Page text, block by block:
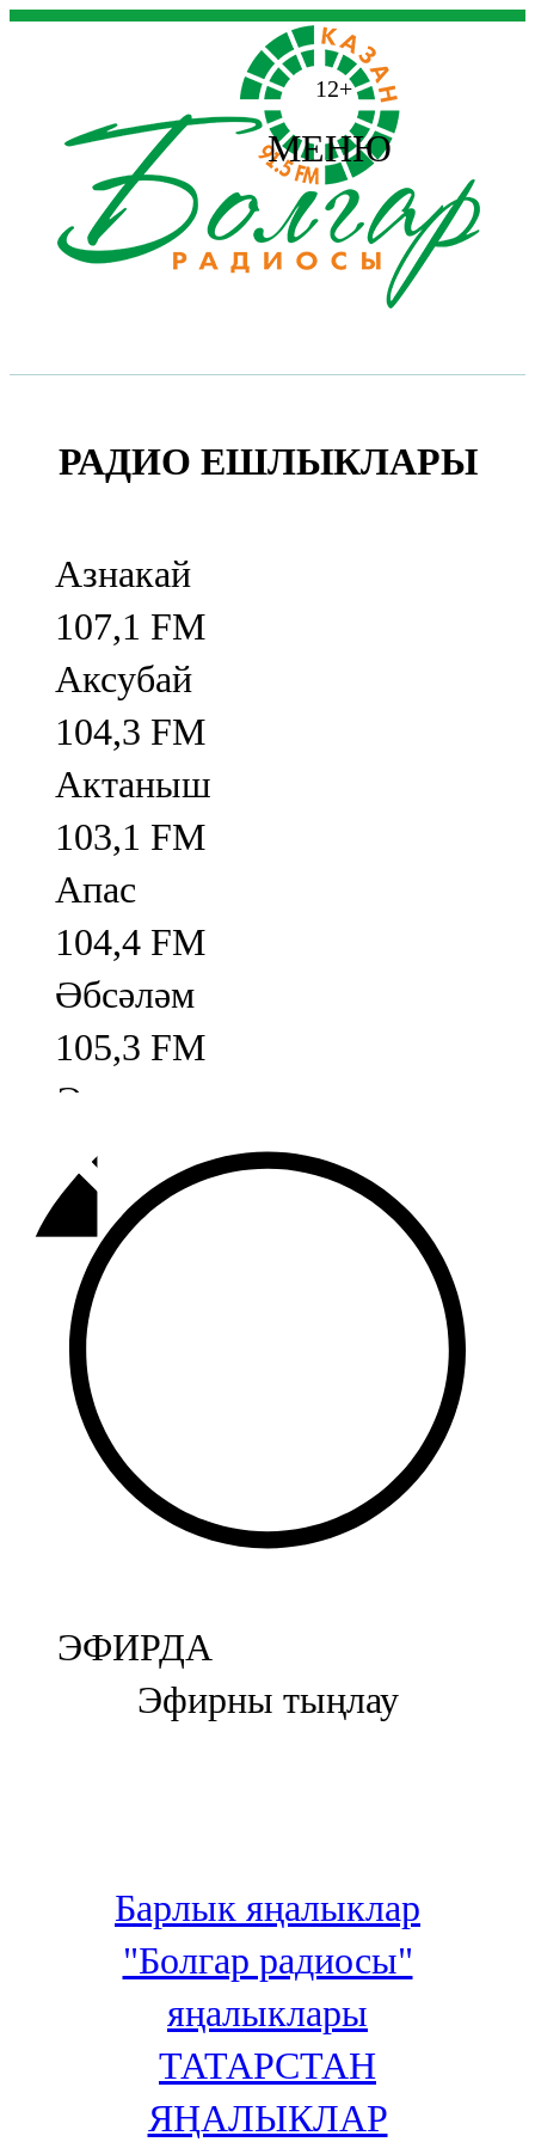
12+
МЕНЮ
РАДИО ЕШЛЫКЛАРЫ
Азнакай
107,1 FM
Аксубай
104,3 FM
Актаныш
103,1 FM
Апас
104,4 FM
Әбсәләм
105,3 FM
Әлмәт
92,9 FM
Базарлы матак
107,1 FM
Балык бистәсе
104,9 FM
Баулы
107,5 FM
Биләр
Болгар
106,0 FM
Бөгелмә
100,3 FM
106,6 FM
Кадыбаш
105,2 FM
ЭФИРДА
Эфирны тыңлау
Барлык яңалыклар
"Болгар радиосы"
яңалыклары
ТАТАРСТАН
ЯҢАЛЫКЛАР